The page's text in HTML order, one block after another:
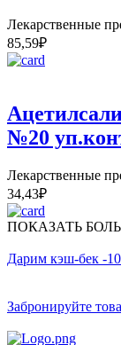
Лекарственные
85,59₽
№20
Лекарственные
34,43₽
ПОКАЗАТЬ
Дарим кэш-бек -
Забронируйте